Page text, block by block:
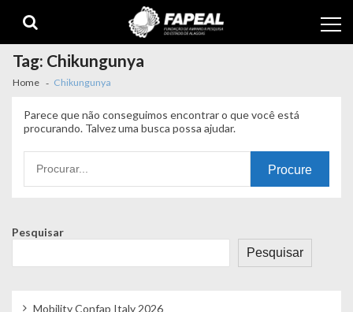
navigation
content
Tag: Chikungunya
Home Chikungunya
Parece que não conseguimos encontrar o que você está
procurando. Talvez uma busca possa ajudar.
por:
Pesquisar
Pesquisar
Mobility Confap Italy 2026